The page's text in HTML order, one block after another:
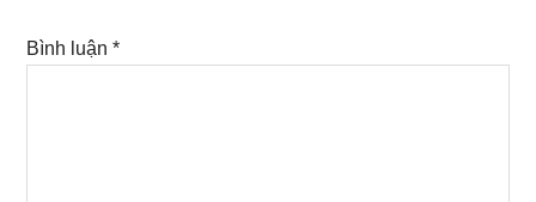
Bình luận*